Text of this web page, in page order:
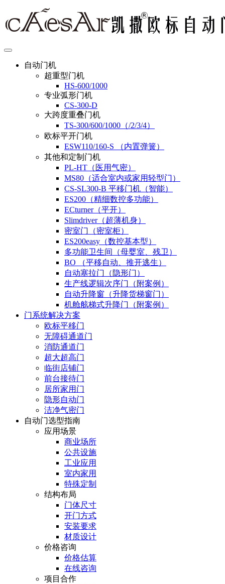
自动门机
超重型门机
HS-600/1000
专业弧形门机
CS-300-D
大跨度重叠门机
TS-300/600/1000（/2/3/4）
欧标平开门机
ESW110/160-S （内置弹簧）
其他和定制门机
PL-HT（医用气密）
MS80（适合室内或家用轻型门）
CS-SL300-B 平移门机（智能）
ES200（精细数控多功能）
ECturner（平开）
Slimdriver（超薄机身）
密室门（密室柜）
ES200easy（数控基本型）
多功能卫生间（母婴室、残卫）
BO （平移自动、推开逃生）
自动塞拉门（隐形门）
生产线逻辑次序门（附案例）
自动升降窗（升降货梯窗门）
机舱舷梯式升降门（附案例）
门系统解决方案
欧标平移门
无障碍通道门
消防通道门
超大超高门
临街店铺门
前台接待门
居所家用门
隐形自动门
洁净气密门
自动门选型指南
应用场景
商业场所
公共设施
工业应用
室内家用
特殊定制
结构布局
门体尺寸
开门方式
安装要求
材质设计
价格咨询
价格估算
在线咨询
项目合作